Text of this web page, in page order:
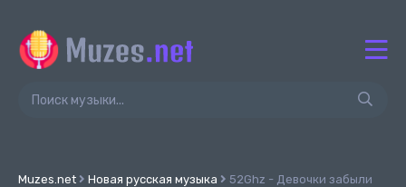
Muzes.net Новая русская музыка 52Ghz - Девочки забыли